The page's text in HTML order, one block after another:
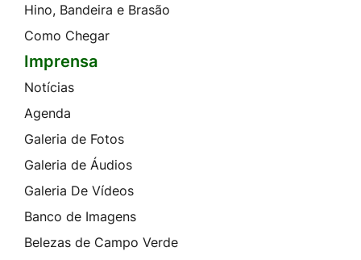
Hino, Bandeira e Brasão
Como Chegar
Imprensa
Notícias
Agenda
Galeria de Fotos
Galeria de Áudios
Galeria De Vídeos
Banco de Imagens
Belezas de Campo Verde